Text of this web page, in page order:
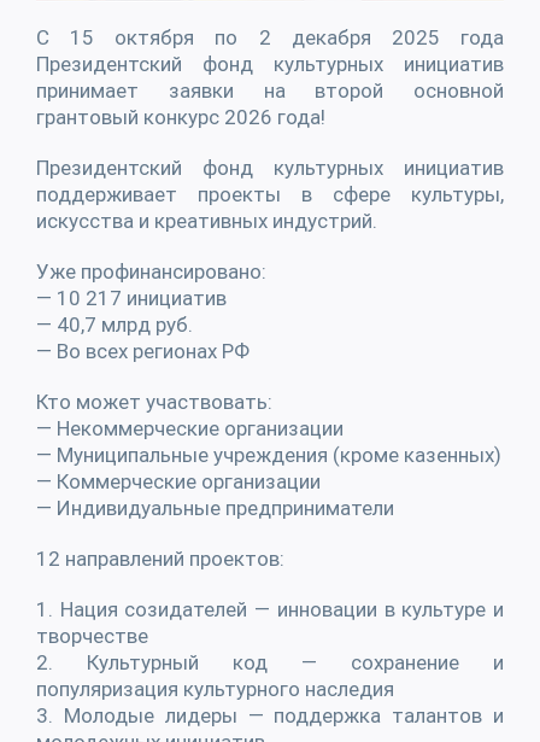
С 15 октября по 2 декабря 2025 года
Президентский фонд культурных инициатив
принимает заявки на второй основной
грантовый конкурс 2026 года!
Президентский фонд культурных инициатив
поддерживает проекты в сфере культуры,
искусства и креативных индустрий.
Уже профинансировано:
— 10 217 инициатив
— 40,7 млрд руб.
— Во всех регионах РФ
Кто может участвовать:
— Некоммерческие организации
— Муниципальные учреждения (кроме казенных)
— Коммерческие организации
— Индивидуальные предприниматели
12 направлений проектов:
1. Нация созидателей — инновации в культуре и
творчестве
2. Культурный код — сохранение и
популяризация культурного наследия
3. Молодые лидеры — поддержка талантов и